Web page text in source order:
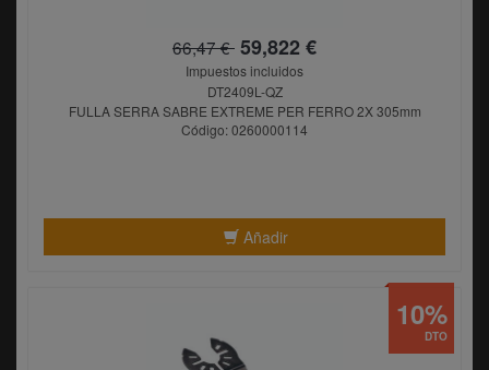
66,47 € 59,822 €
Impuestos incluidos
DT2409L-QZ
FULLA SERRA SABRE EXTREME PER FERRO 2X 305mm
Código: 0260000114
Añadir
DTO
10%